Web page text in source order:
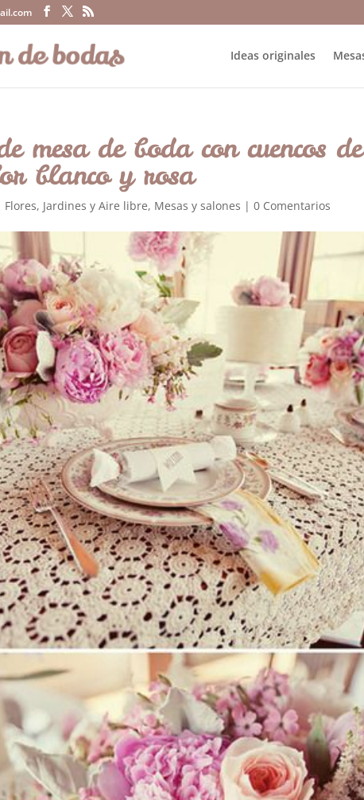
Ideas originales
mesa de boda con cuencos
blanco y rosa
Flores, Jardines y Aire libre, Mesas y salones |0 Comentarios